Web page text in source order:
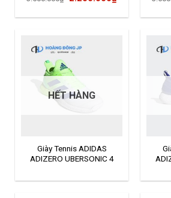
2.200.000₫.
HẾT HÀNG
Giày Tennis ADIDAS
ADIZERO UBERSONIC 4